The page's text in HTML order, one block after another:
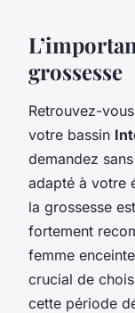
grossesse
Retrouvez-
votre bassin
demandez
adapté à votre
la grossesse
fortement
femme
crucial de
cette période